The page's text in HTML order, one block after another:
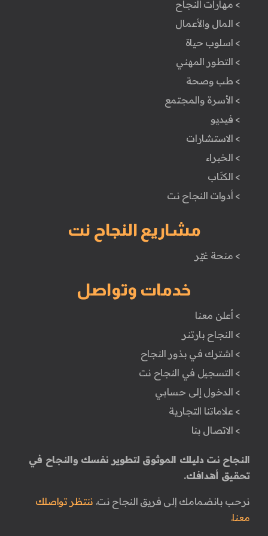
> مهارات النجاح
> المال والأعمال
> اسلوب حياة
> التطور المهني
> طب وصحة
> الأسرة والمجتمع
> فيديو
> الاستشارات
> الخبراء
> الكتَاب
> أدوات النجاح نت
مشاريع النجاح نت
> منحة غيّر
خدمات وتواصل
> أعلن معنا
> النجاح بارتنر
> اشترك في بذور النجاح
> التسجيل في النجاح نت
> الدخول إلى حسابي
> علاماتنا التجارية
> الاتصال بنا
النجاح نت دليلك الموثوق لتطوير نفسك والنجاح في
تحقيق أهدافك.
نرحب بانضمامك إلى فريق النجاح نت. ننتظر تواصلك
معنا.